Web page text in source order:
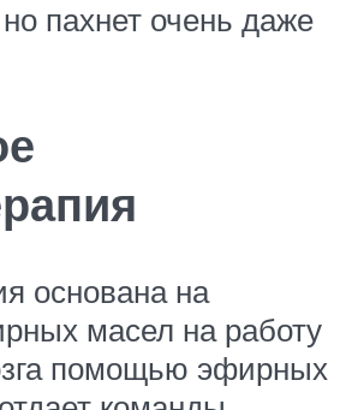
пахнет очень даже
основана на
масел на работу
помощью эфирных